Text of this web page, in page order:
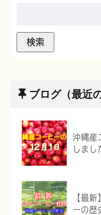
ブログ（最近
沖縄産
しま
【最
ーの歴